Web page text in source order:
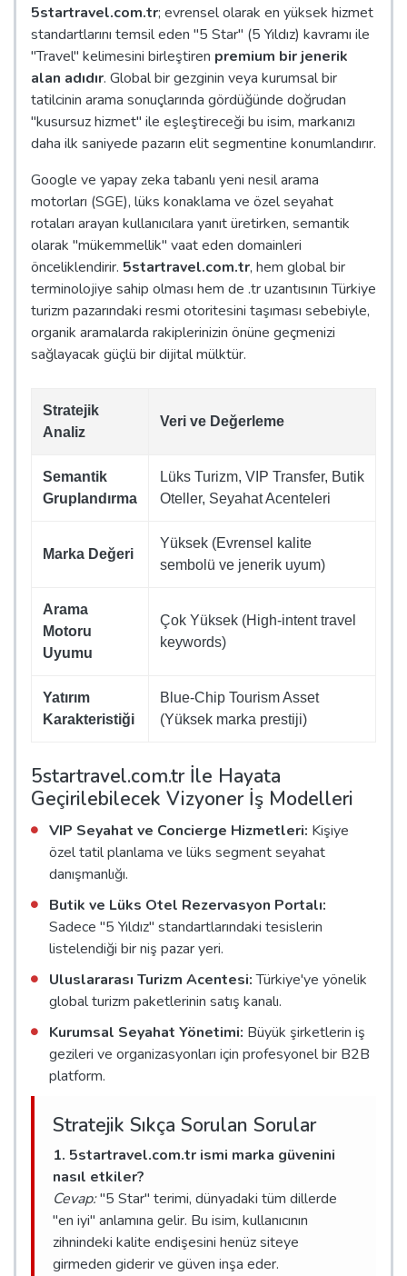
5startravel.com.tr; evrensel olarak en yüksek hizmet
standartlarını temsil eden "5 Star" (5 Yıldız) kavramı ile
"Travel" kelimesini birleştiren premium bir jenerik
alan adıdır. Global bir gezginin veya kurumsal bir
tatilcinin arama sonuçlarında gördüğünde doğrudan
"kusursuz hizmet" ile eşleştireceği bu isim, markanızı
daha ilk saniyede pazarın elit segmentine konumlandırır.
Google ve yapay zeka tabanlı yeni nesil arama
motorları (SGE), lüks konaklama ve özel seyahat
rotaları arayan kullanıcılara yanıt üretirken, semantik
olarak "mükemmellik" vaat eden domainleri
önceliklendirir. 5startravel.com.tr, hem global bir
terminolojiye sahip olması hem de .tr uzantısının Türkiye
turizm pazarındaki resmi otoritesini taşıması sebebiyle,
organik aramalarda rakiplerinizin önüne geçmenizi
sağlayacak güçlü bir dijital mülktür.
Stratejik
Analiz
Veri ve Değerleme
Semantik
Gruplandırma
Lüks Turizm, VIP Transfer, Butik
Oteller, Seyahat Acenteleri
Marka Değeri
Yüksek (Evrensel kalite
sembolü ve jenerik uyum)
Arama
Motoru
Uyumu
Çok Yüksek (High-intent travel
keywords)
Yatırım
Karakteristiği
Blue-Chip Tourism Asset
(Yüksek marka prestiji)
5startravel.com.tr İle Hayata
Geçirilebilecek Vizyoner İş Modelleri
VIP Seyahat ve Concierge Hizmetleri: Kişiye
özel tatil planlama ve lüks segment seyahat
danışmanlığı.
Butik ve Lüks Otel Rezervasyon Portalı:
Sadece "5 Yıldız" standartlarındaki tesislerin
listelendiği bir niş pazar yeri.
Uluslararası Turizm Acentesi:Türkiye'ye yönelik
global turizm paketlerinin satış kanalı.
Kurumsal Seyahat Yönetimi: Büyük şirketlerin iş
gezileri ve organizasyonları için profesyonel bir B2B
platform.
Stratejik Sıkça Sorulan Sorular
1. 5startravel.com.tr ismi marka güvenini
nasıl etkiler?
Cevap:"5 Star" terimi, dünyadaki tüm dillerde
"en iyi" anlamına gelir. Bu isim, kullanıcının
zihnindeki kalite endişesini henüz siteye
girmeden giderir ve güven inşa eder.